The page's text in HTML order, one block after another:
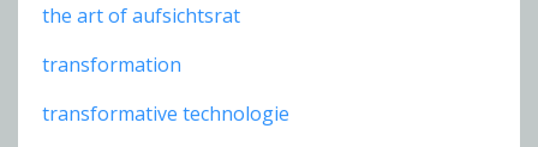
the art of aufsichtsrat
transformation
transformative technologie